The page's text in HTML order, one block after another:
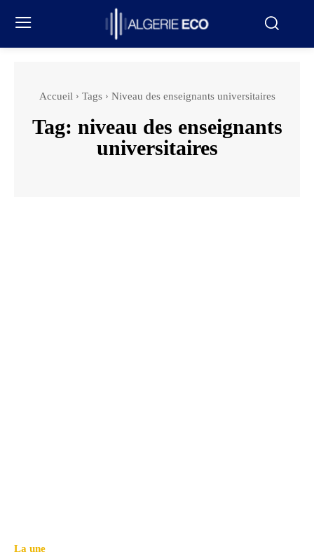
Accueil Tags Niveau des enseignants universitaires
Tag: niveau des enseignants
universitaires
La une